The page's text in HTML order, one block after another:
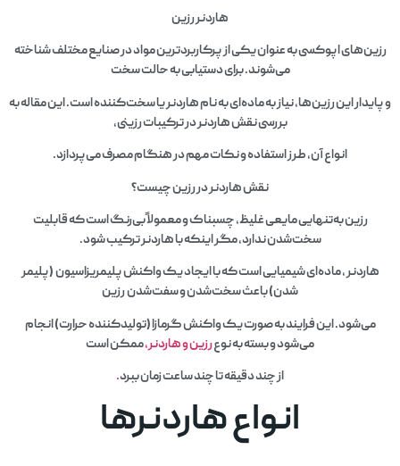
هاردنر رزین
رزین‌های اپوکسی به عنوان یکی از پرکاربردترین مواد در صنایع مختلف شناخته
می‌شوند. برای دستیابی به حالت سخت
و پایدار این رزین‌ها، نیاز به ماده‌ای به نام هاردنر یا سخت‌کننده است. این مقاله به
بررسی نقش هاردنر در ترکیبات رزینی،
انواع آن، طرز استفاده و نکات مهم در هنگام مصرف می‌پردازد.
نقش هاردنر در رزین چیست؟
رزین به‌تنهایی مایعی غلیظ، چسبناک و معمولاً بی‌رنگ است که قابلیت
سخت‌شدن ندارد، مگر اینکه با هاردنر ترکیب شود.
هاردنر ، ماده‌ای شیمیایی است که با ایجاد یک واکنش پلیمریزاسیون (پلیمر
شدن) باعث سخت‌شدن و سفت‌شدن رزین
می‌شود. این فرایند به صورت یک واکنش گرمازا (تولیدکننده حرارت) انجام
می‌شود و بسته به نوعرزین و هاردنر،ممکن است
از چند دقیقه تا چند ساعت زمان ببرد.
انواع هاردنرها